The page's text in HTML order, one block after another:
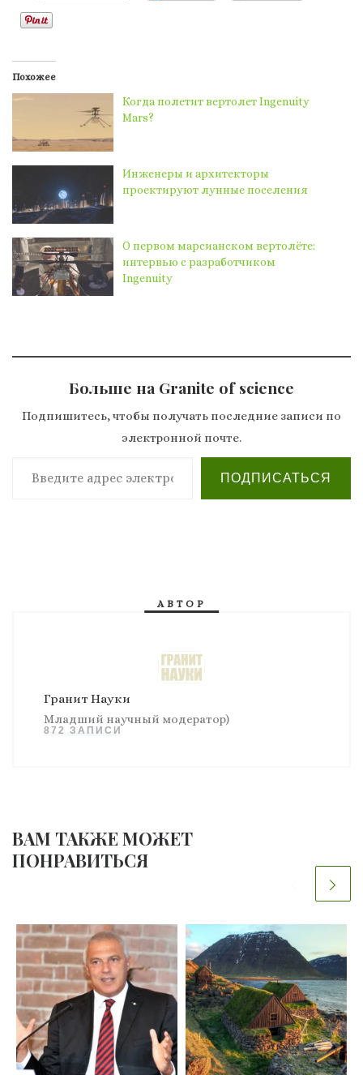
Похожее
Когда полетит вертолет Ingenuity
Mars?
Инженеры и архитекторы
проектируют лунные поселения
О первом марсианском вертолёте:
интервью с разработчиком
Ingenuity
Больше на Granite of science
Подпишитесь, чтобы получать последние записи по
электронной почте.
Введите адрес электронной почты…
ПОДПИСАТЬСЯ
АВТОР
Гранит Науки
Младший научный модератор)
872 ЗАПИСИ
ВАМ ТАКЖЕ МОЖЕТ
ПОНРАВИТЬСЯ